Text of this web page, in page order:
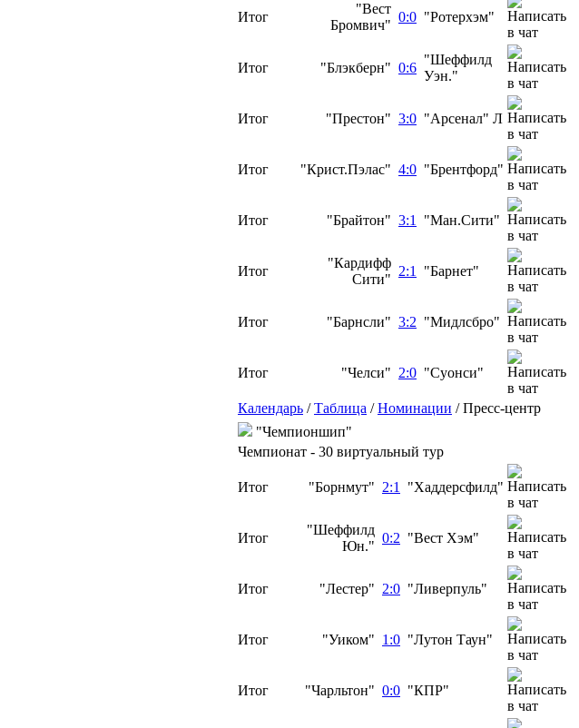
Итог
"Вест
Бромвич"
0:0 "Ротерхэм"
Итог "Блэкберн" 0:6
"Шеффилд
Уэн."
Итог "Престон" 3:0 "Арсенал" Л
Итог "Крист.Пэлас" 4:0 "Брентфорд"
Итог "Брайтон" 3:1 "Ман.Сити"
Итог
"Кардифф
Сити"
2:1 "Барнет"
Итог "Барнсли" 3:2 "Мидлсбро"
Итог "Челси" 2:0 "Суонси"
Календарь /Таблица /Номинации /Пресс-центр
"Чемпионшип"
Чемпионат - 30 виртуальный тур
Итог "Борнмут" 2:1 "Хаддерсфилд"
Итог
"Шеффилд
Юн."
0:2 "Вест Хэм"
Итог "Лестер" 2:0 "Ливерпуль"
Итог "Уиком" 1:0 "Лутон Таун"
Итог "Чарльтон" 0:0 "КПР"